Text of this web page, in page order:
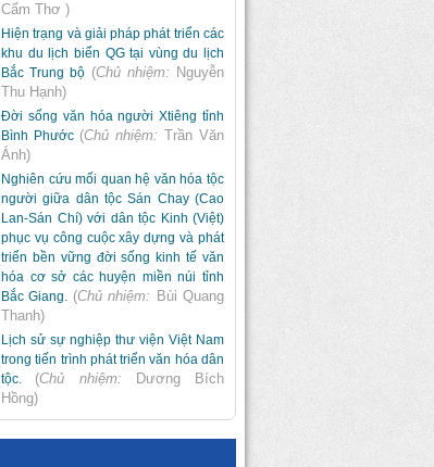
Cẩm Thơ )
Hiện trạng và giải pháp phát triển các
khu du lịch biển QG tại vùng du lịch
Bắc Trung bộ (Chủ nhiệm: Nguyễn
Thu Hạnh)
Đời sống văn hóa người Xtiêng tỉnh
Bình Phước (Chủ nhiệm: Trần Văn
Ánh)
Nghiên cứu mối quan hệ văn hóa tộc
người giữa dân tộc Sán Chay (Cao
Lan-Sán Chí) với dân tộc Kinh (Việt)
phục vụ công cuộc xây dựng và phát
triển bền vững đời sống kinh tế văn
hóa cơ sở các huyện miền núi tỉnh
Bắc Giang. (Chủ nhiệm: Bùi Quang
Thanh)
Lịch sử sự nghiệp thư viện Việt Nam
trong tiến trình phát triển văn hóa dân
tộc.
(Chủ nhiệm:
Dương Bích
Hồng)